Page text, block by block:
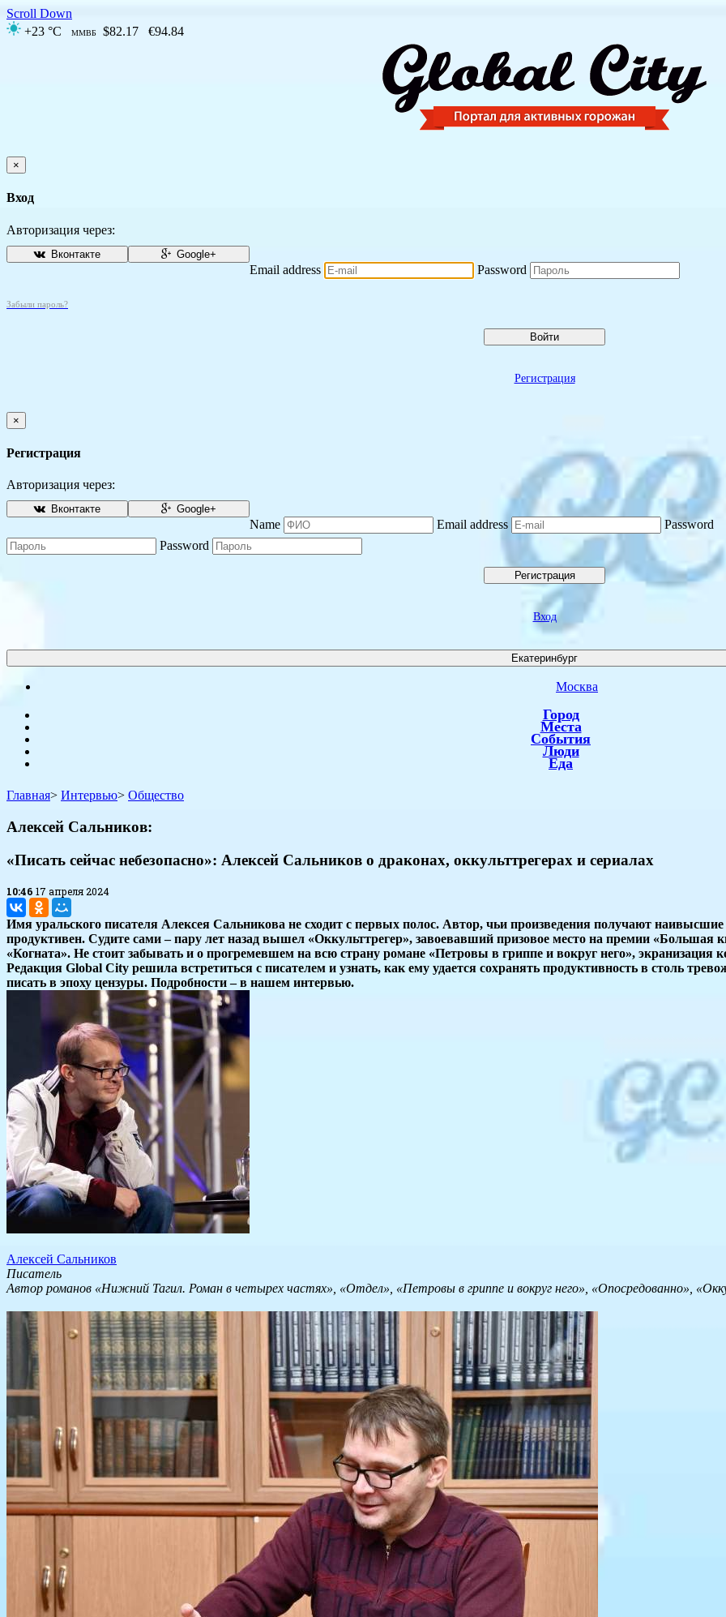
Scroll Down
+23 °C
ММВБ $82.17 €94.84
×
Вход
Авторизация через:
Вконтакте Google+
Email address Password
Забыли пароль?
Войти
Регистрация
×
Регистрация
Авторизация через:
Вконтакте Google+
Name Email address
Password
Password
Регистрация
Вход
Екатеринбург
Москва
Город
Места
События
Люди
Еда
Главная> Интервью> Общество
Алексей Сальников:
«Писать сейчас небезопасно»: Алексей Сальников о драконах, оккульттрегерах и сериалах
10:46 17 апреля 2024
Имя уральского писателя Алексея Сальникова не сходит с первых полос. Автор, чьи произведения получают
продуктивен. Судите сами – пару лет назад вышел «Оккульттрегер», завоевавший призовое место на премии «Большая
«Когната». Не стоит забывать и о прогремевшем на всю страну романе «Петровы в гриппе и вокруг него»,
Редакция Global City решила встретиться с писателем и узнать, как ему удается сохранять продуктивность в столь
писать в эпоху цензуры. Подробности – в нашем интервью.
Алексей Сальников
Писатель
Автор романов «Нижний Тагил. Роман в четырех частях», «Отдел», «Петровы в гриппе и вокруг него», «Опосредованно»,